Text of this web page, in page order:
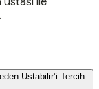
Ustabilir’i Tercih